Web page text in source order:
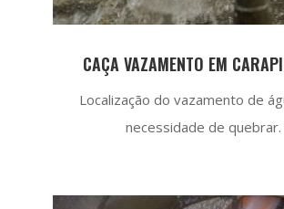
CAÇA VAZAMENTO EM
Localização do vazamento de
necessidade de quebrar.